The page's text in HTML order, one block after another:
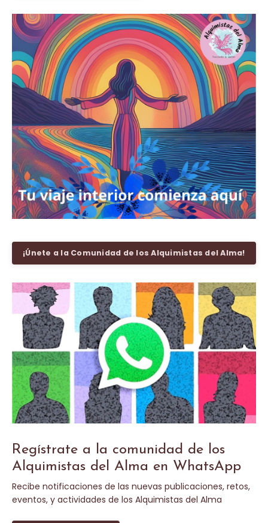
¡Únete a la Comunidad de los Alquimistas del Alma!
Regístrate a la comunidad de los
Alquimistas del Alma en WhatsApp
Recibe notificaciones de las nuevas publicaciones, retos,
eventos, y actividades de los Alquimistas del Alma